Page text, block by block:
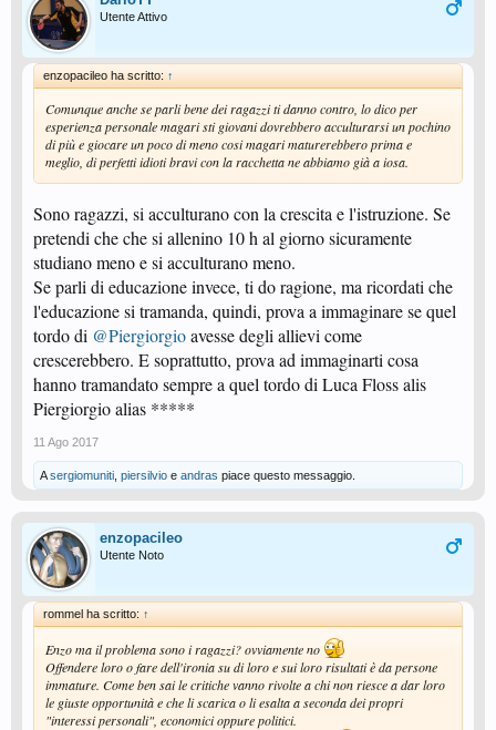
Utente Attivo
enzopacileo ha scritto: ↑
Comunque anche se parli bene dei ragazzi ti danno contro, lo dico per
esperienza personale magari sti giovani dovrebbero acculturarsi un pochino
di più e giocare un poco di meno cosi magari maturerebbero prima e
meglio, di perfetti idioti bravi con la racchetta ne abbiamo già a iosa.
Sono ragazzi, si acculturano con la crescita e l'istruzione. Se
pretendi che che si allenino 10 h al giorno sicuramente
studiano meno e si acculturano meno.
Se parli di educazione invece, ti do ragione, ma ricordati che
l'educazione si tramanda, quindi, prova a immaginare se quel
tordo di @Piergiorgioavesse degli allievi come
crescerebbero. E soprattutto, prova ad immaginarti cosa
hanno tramandato sempre a quel tordo di Luca Floss alis
Piergiorgio alias *****
11 Ago 2017
Asergiomuniti piersilvio e andras piace questo messaggio.
enzopacileo
Utente Noto
rommel ha scritto: ↑
Enzo ma il problema sono i ragazzi? ovviamente no
Offendere loro o fare dell'ironia su di loro e sui loro risultati è da persone
immature. Come ben sai le critiche vanno rivolte a chi non riesce a dar loro
le giuste opportunità e che li scarica o li esalta a seconda dei propri
"interessi personali", economici oppure politici.